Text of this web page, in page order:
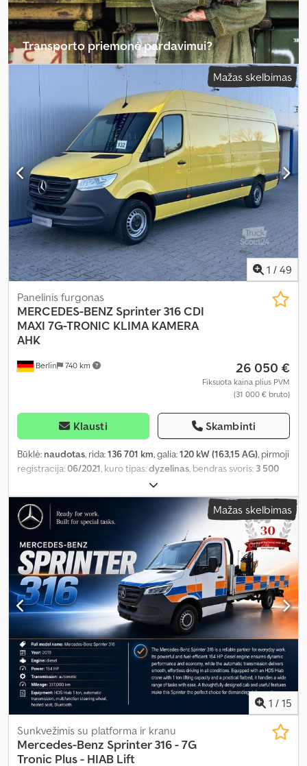
Transporto priemonė pardavimui?
Sukurti skelbimą Mažas skelbimas
1 / 49
Berlin 740 km
Panelinis furgonas
MERCEDES-BENZ Sprinter 316 CDI
MAXI 7G-TRONIC KLIMA KAMERA
AHK
26 050 €
Fiksuota kaina plius PVM
(31 000 € bruto)
Klausti Skambinti
Būklė: naudotas, rida:136 701 km, galia:120 kW (163,15 AG), pirmoji
registracija:06/2021, kuro tipas:dyzelinas, bendras svoris: 3 500
, pavaros tipas:
Euro 6, sėdimų vietų skaičius:3, Gamybos metai:2021, Įranga:ABS,
autonominis šildytuvas, centrinis užraktas, elektroninė
stabilumo programa (ESP), navigacijos sistema, oro
kondicionavimas, suodžių filtras,
Mažas skelbimas
1 / 15
Sunkvežimis su platforma ir kranu
Mercedes-Benz Sprinter 316 - 7G
Tronic Plus - HIAB Lift